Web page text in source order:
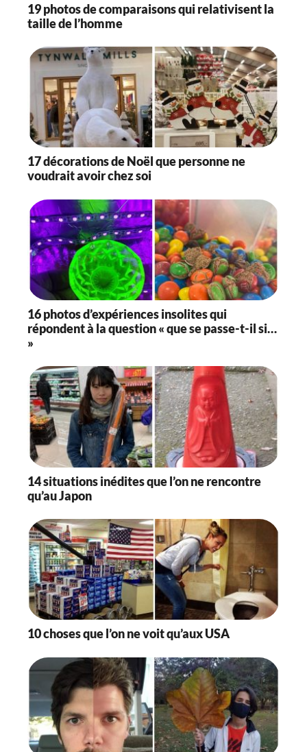
19 photos de comparaisons qui relativisent la
taille de l’homme
17 décorations de Noël que personne ne
voudrait avoir chez soi
16 photos d’expériences insolites qui
répondent à la question « que se passe-t-il si…
»
14 situations inédites que l’on ne rencontre
qu’au Japon
10 choses que l’on ne voit qu’aux USA